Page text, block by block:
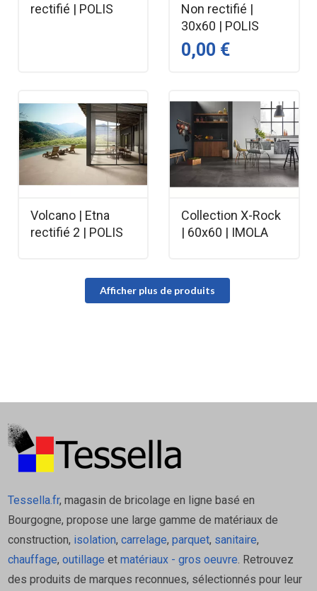
rectifié | POLIS
Non rectifié |
30x60 | POLIS
0,00 €
Volcano | Etna
rectifié 2 | POLIS
Collection X-Rock
| 60x60 | IMOLA
Afficher plus de produits
Tessella.fr, magasin de bricolage en ligne basé en
Bourgogne, propose une large gamme de matériaux de
construction, isolation, carrelage, parquet, sanitaire,
chauffage, outillage et matériaux - gros oeuvre. Retrouvez
des produits de marques reconnues, sélectionnés pour leur